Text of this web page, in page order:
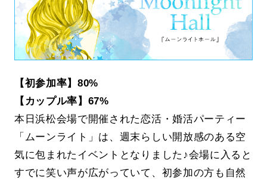
【初参加率】80%
【カップル率】67%
本日浜松会場で開催された恋活・婚活パーティー
「ムーンライト」は、週末らしい開放感のある空
気に包まれたイベントとなりました♪会場に入ると
すでに笑い声が広がっていて、初参加の方も自然